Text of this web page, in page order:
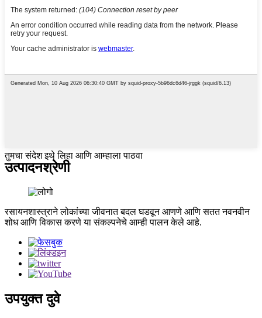
तुमचा संदेश इथे लिहा आणि आम्हाला पाठवा
उत्पादनश्रेणी
रसायनशास्त्राने लोकांच्या जीवनात बदल घडवून आणणे आणि सतत नवनवीन
शोध आणि विकास करणे या संकल्पनेचे आम्ही पालन केले आहे.
उपयुक्त दुवे